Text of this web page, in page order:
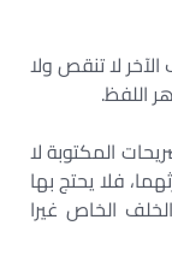
لا تنقص ولا
اللفظ.
المكتوبة لا
فلا يحتج بها
الخاص غيرا